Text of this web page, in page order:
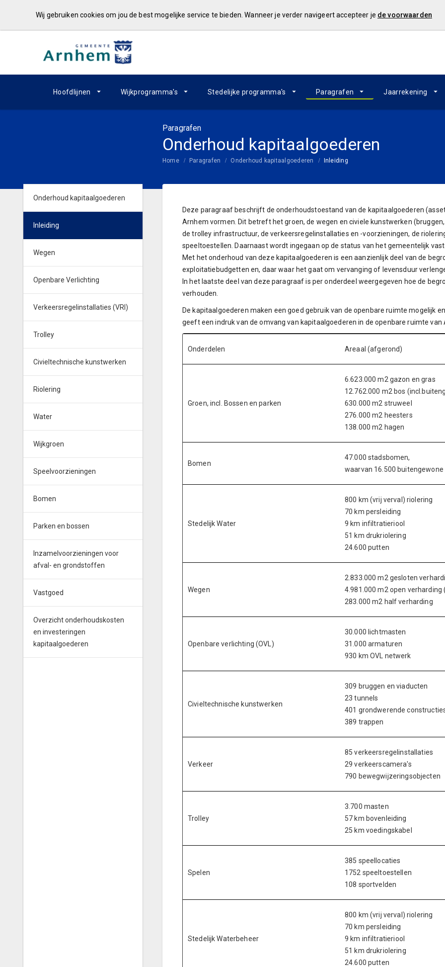
Wij gebruiken cookies om jou de best mogelijke service te bieden. Wanneer je verder navigeert accepteer je de voorwaarden
Hoofdlijnen Wijkprogramma's Stedelijke programma's Paragrafen Jaarrekening
Paragrafen
Onderhoud kapitaalgoederen
Home Paragrafen Onderhoud kapitaalgoederen Inleiding
Onderhoud kapitaalgoederen
Inleiding
Wegen
Openbare Verlichting
Verkeersregelinstallaties (VRI)
Trolley
Civieltechnische kunstwerken
Riolering
Water
Wijkgroen
Speelvoorzieningen
Bomen
Parken en bossen
Inzamelvoorzieningen voor
afval- en grondstoffen
Vastgoed
Overzicht onderhoudskosten
en investeringen
kapitaalgoederen
Deze paragraaf beschrijft de onderhoudstoestand van de kapitaalgoederen
Arnhem vormen. Dit betreft het groen, de wegen en civiele kunstwerken
de trolley infrastructuur, de verkeersregelinstallaties en -voorzieningen, de
speeltoestellen. Daarnaast wordt ingegaan op de status van het gemeentelijk
Met het onderhoud van deze kapitaalgoederen is een aanzienlijk deel van de
exploitatiebudgetten en, daar waar het gaat om vervanging of levensduur
In het laatste deel van deze paragraaf is per onderdeel weergegeven hoe de
verhouden.
De kapitaalgoederen maken een goed gebruik van de openbare ruimte mogelijk
geeft een indruk van de omvang van kapitaalgoederen in de openbare ruimte van
Onderdelen Areaal (afgerond)
Groen, incl. Bossen en parken
6.623.000 m2 gazon en gras
12.762.000 m2 bos
630.000 m2 struweel
276.000 m2 heesters
138.000 m2 hagen
Bomen
47.000 stadsbomen,
waarvan 16.500
Stedelijk Water
800 km (vrij verval) riolering
70 km persleiding
9 km infiltratieriool
51 km drukriolering
24.600 putten
Wegen
2.833.000 m2 gesloten
4.981.000 m2 open verharding
283.000 m2 half verharding
Openbare verlichting (OVL)
30.000 lichtmasten
31.000 armaturen
930 km OVL netwerk
Civieltechnische kunstwerken
309 bruggen en viaducten
23 tunnels
401 grondwerende
389 trappen
Verkeer
85 verkeersregelinstallaties
29 verkeerscamera's
790 bewegwijzeringsobjecten
Trolley
3.700 masten
57 km bovenleiding
25 km voedingskabel
Spelen
385 speellocaties
1752 speeltoestellen
108 sportvelden
Stedelijk Waterbeheer
800 km (vrij verval) riolering
70 km persleiding
9 km infiltratieriool
51 km drukriolering
24.600 putten